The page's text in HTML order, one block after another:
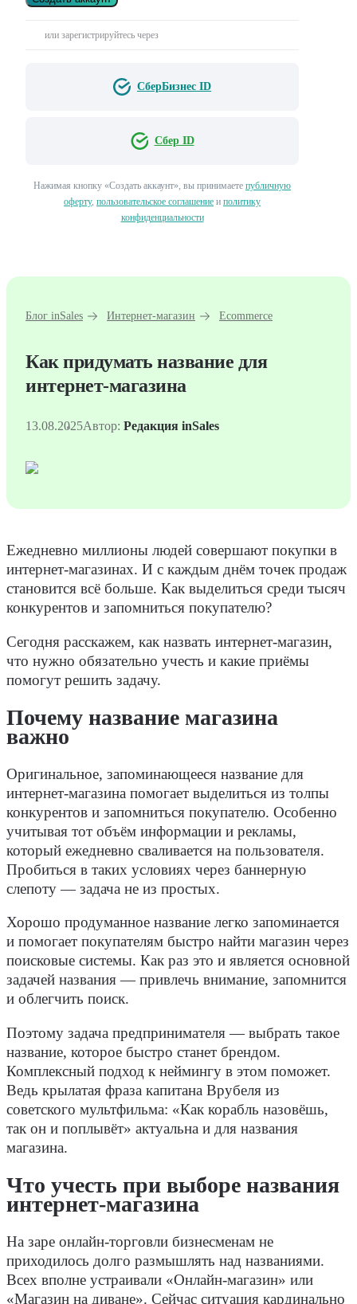
или зарегистрируйтесь через
СберБизнес ID
Сбер ID
Нажимая кнопку «Создать аккаунт», вы принимаете публичную
оферту, пользовательское соглашение и политику
конфиденциальности
Блог inSales Интернет-магазин Ecommerce
Как придумать название для
интернет-магазина
13.08.2025Автор: Редакция inSales
Ежедневно миллионы людей совершают покупки в
интернет-магазинах. И с каждым днём точек продаж
становится всё больше. Как выделиться среди тысяч
конкурентов и запомниться покупателю?
Сегодня расскажем, как назвать интернет-магазин,
что нужно обязательно учесть и какие приёмы
помогут решить задачу.
Почему название магазина
важно
Оригинальное, запоминающееся название для
интернет-магазина помогает выделиться из толпы
конкурентов и запомниться покупателю. Особенно
учитывая тот объём информации и рекламы,
который ежедневно сваливается на пользователя.
Пробиться в таких условиях через баннерную
слепоту — задача не из простых.
Хорошо продуманное название легко запоминается
и помогает покупателям быстро найти магазин через
поисковые системы. Как раз это и является основной
задачей названия — привлечь внимание, запомнится
и облегчить поиск.
Поэтому задача предпринимателя — выбрать такое
название, которое быстро станет брендом.
Комплексный подход к неймингу в этом поможет.
Ведь крылатая фраза капитана Врубеля из
советского мультфильма: «Как корабль назовёшь,
так он и поплывёт» актуальна и для названия
магазина.
Что учесть при выборе названия
интернет-магазина
На заре онлайн-торговли бизнесменам не
приходилось долго размышлять над названиями.
Всех вполне устраивали «Онлайн-магазин» или
«Магазин на диване». Сейчас ситуация кардинально